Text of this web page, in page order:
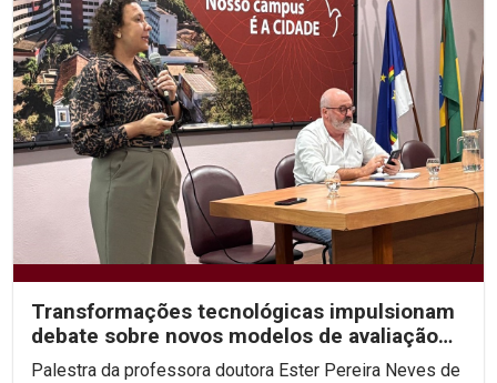
Transformações tecnológicas impulsionam
debate sobre novos modelos de avaliação
do ensino superior
Palestra da professora doutora Ester Pereira Neves de